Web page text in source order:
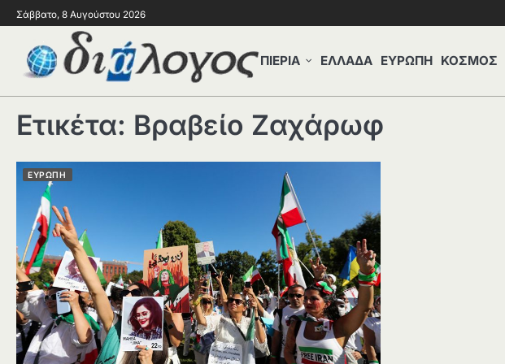
Σάββατο, 8 Αυγούστου 2026
ΠΙΕΡΙΑ ΕΛΛΑΔΑ ΕΥΡΩΠΗ ΚΟΣΜΟΣ
Ετικέτα: Βραβείο Ζαχάρωφ
ΕΥΡΩΠΗ